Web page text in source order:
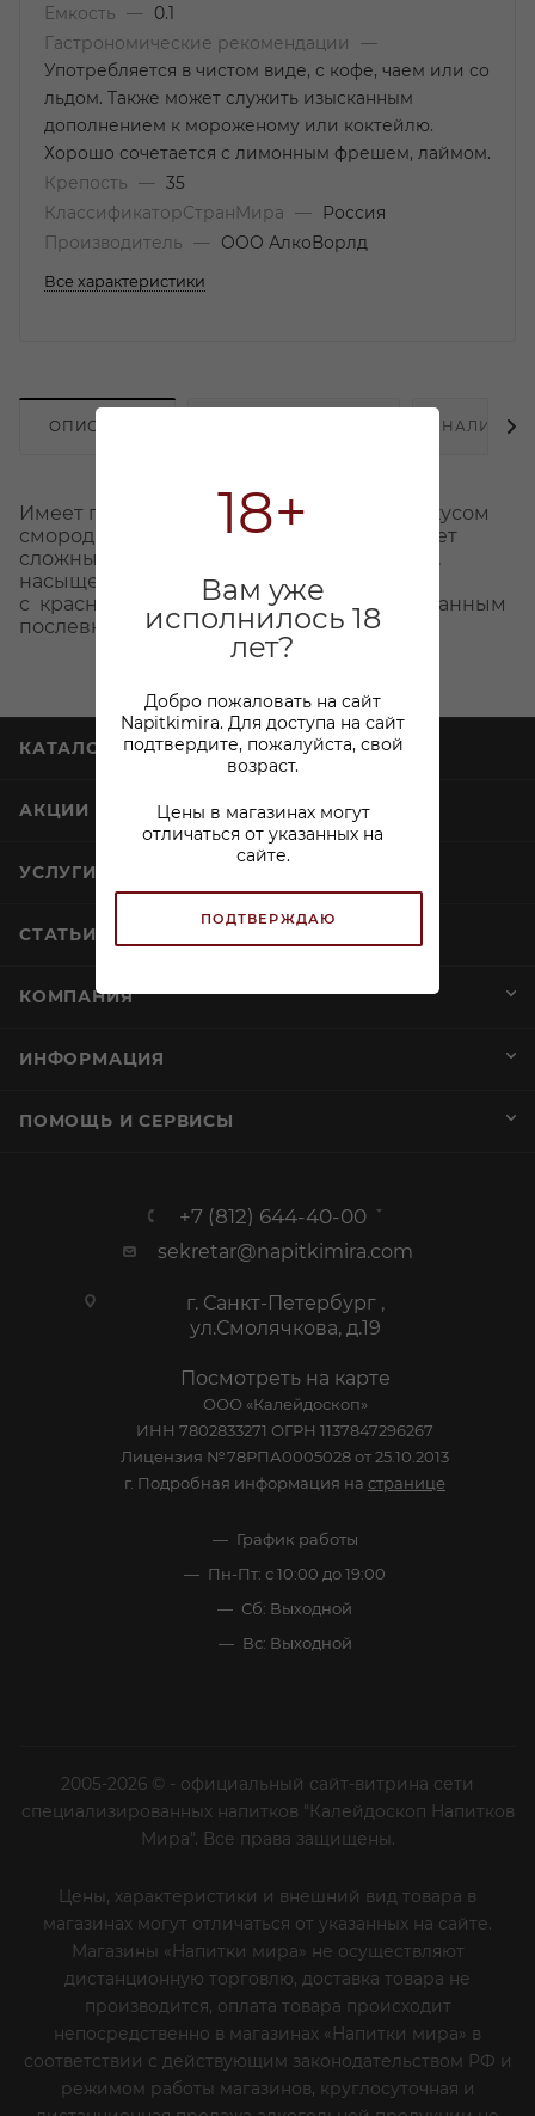
18+
Вам уже
исполнилось 18
лет?
Добро пожаловать на сайт
Napitkimira. Для доступа на сайт
подтвердите, пожалуйста, свой
возраст.
Цены в магазинах могут
отличаться от указанных на
сайте.
ПОДТВЕРЖДАЮ
Емкость
—
0.1
Гастрономические рекомендации
—
Употребляется в чистом виде, с кофе, чаем или со
льдом. Также может служить изысканным
дополнением к мороженому или коктейлю.
Хорошо сочетается с лимонным фрешем, лаймом.
Крепость
— 35
КлассификаторСтранМира
—
Россия
Производитель
— ООО АлкоВорлд
Все характеристики
ОПИСАНИЕ НАЛИЧИЕ
Имеет полный, сложный вкус, с легким вкусом
смородины и травяными тонами. Обладает
сложным, с тонами смородины ароматом,
насыщенным коричневым цветом
с красноватым оттенком и теплым изысканным
послевкусием.
КАТАЛОГ
АКЦИИ
УСЛУГИ
СТАТЬИ
КОМПАНИЯ
ИНФОРМАЦИЯ
ПОМОЩЬ И СЕРВИСЫ
+7 (812) 644-40-00
sekretar@napitkimira.com
г. Санкт-Петербург ,
ул.Смолячкова, д.19
Посмотреть на карте
ООО «Калейдоскоп»
ИНН 7802833271 ОГРН 1137847296267
Лицензия №78РПА0005028 от 25.10.2013
г. Подробная информация на странице
График работы
Пн-Пт: с 10:00 до 19:00
Сб: Выходной
Вс: Выходной
2005-2026 © - официальный сайт-витрина сети
специализированных напитков "Калейдоскоп Напитков
Мира". Все права защищены.
Цены, характеристики и внешний вид товара в
магазинах могут отличаться от указанных на сайте.
Магазины «Напитки мира» не осуществляют
дистанционную торговлю, доставка товара не
производится, оплата товара происходит
непосредственно в магазинах «Напитки мира» в
соответствии с действующим законодательством РФ и
режимом работы магазинов, круглосуточная и